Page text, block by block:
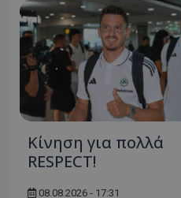
Κίνηση για πολλά
RESPECT!
08.08.2026 - 17:31